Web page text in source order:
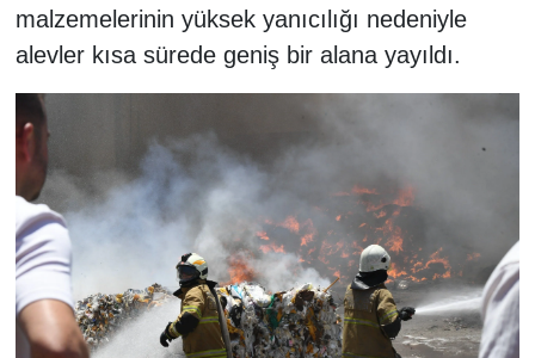
malzemelerinin yüksek yanıcılığı nedeniyle
alevler kısa sürede geniş bir alana yayıldı.